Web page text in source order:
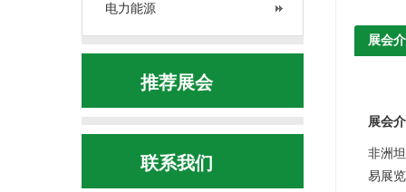
电力能源
推荐展会
联系我们
展会
展会
非洲
易展